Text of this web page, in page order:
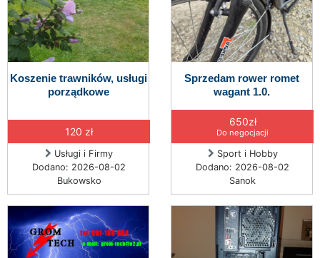
Koszenie trawników, usługi
porządkowe
120 zł
Usługi i Firmy
Dodano: 2026-08-02
Bukowsko
Sprzedam rower romet
wagant 1.0.
650zł
Do negocjacji
Sport i Hobby
Dodano: 2026-08-02
Sanok